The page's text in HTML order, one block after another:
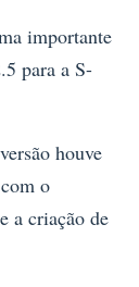
importante
para a S-
houve
o
a criação de